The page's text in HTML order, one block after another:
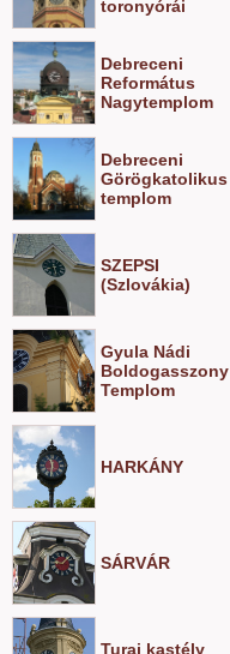
toronyórái
Debreceni
Református
Nagytemplom
Debreceni
Görögkatolikus
templom
SZEPSI
(Szlovákia)
Gyula Nádi
Boldogasszony
Templom
HARKÁNY
SÁRVÁR
Turai kastély